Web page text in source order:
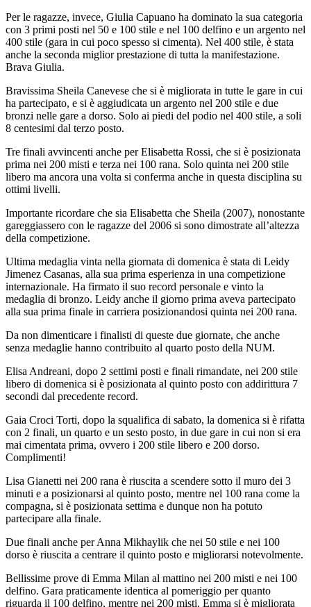
Per le ragazze, invece, Giulia Capuano ha dominato la sua categoria
con 3 primi posti nel 50 e 100 stile e nel 100 delfino e un argento nel
400 stile (gara in cui poco spesso si cimenta). Nel 400 stile, è stata
anche la seconda miglior prestazione di tutta la manifestazione.
Brava Giulia.
Bravissima Sheila Canevese che si è migliorata in tutte le gare in cui
ha partecipato, e si è aggiudicata un argento nel 200 stile e due
bronzi nelle gare a dorso. Solo ai piedi del podio nel 400 stile, a soli
8 centesimi dal terzo posto.
Tre finali avvincenti anche per Elisabetta Rossi, che si è posizionata
prima nei 200 misti e terza nei 100 rana. Solo quinta nei 200 stile
libero ma ancora una volta si conferma anche in questa disciplina su
ottimi livelli.
Importante ricordare che sia Elisabetta che Sheila (2007), nonostante
gareggiassero con le ragazze del 2006 si sono dimostrate all’altezza
della competizione.
Ultima medaglia vinta nella giornata di domenica è stata di Leidy
Jimenez Casanas, alla sua prima esperienza in una competizione
internazionale. Ha firmato il suo record personale e vinto la
medaglia di bronzo. Leidy anche il giorno prima aveva partecipato
alla sua prima finale in carriera posizionandosi quinta nei 200 rana.
Da non dimenticare i finalisti di queste due giornate, che anche
senza medaglie hanno contribuito al quarto posto della NUM.
Elisa Andreani, dopo 2 settimi posti e finali rimandate, nei 200 stile
libero di domenica si è posizionata al quinto posto con addirittura 7
secondi dal precedente record.
Gaia Croci Torti, dopo la squalifica di sabato, la domenica si è rifatta
con 2 finali, un quarto e un sesto posto, in due gare in cui non si era
mai cimentata prima, ovvero i 200 stile libero e 200 dorso.
Complimenti!
Lisa Gianetti nei 200 rana è riuscita a scendere sotto il muro dei 3
minuti e a posizionarsi al quinto posto, mentre nel 100 rana come la
compagna, si è posizionata settima e dunque non ha potuto
partecipare alla finale.
Due finali anche per Anna Mikhaylik che nei 50 stile e nei 100
dorso è riuscita a centrare il quinto posto e migliorarsi notevolmente.
Bellissime prove di Emma Milan al mattino nei 200 misti e nei 100
delfino. Gara praticamente identica al pomeriggio per quanto
riguarda il 100 delfino, mentre nei 200 misti, Emma si è migliorata